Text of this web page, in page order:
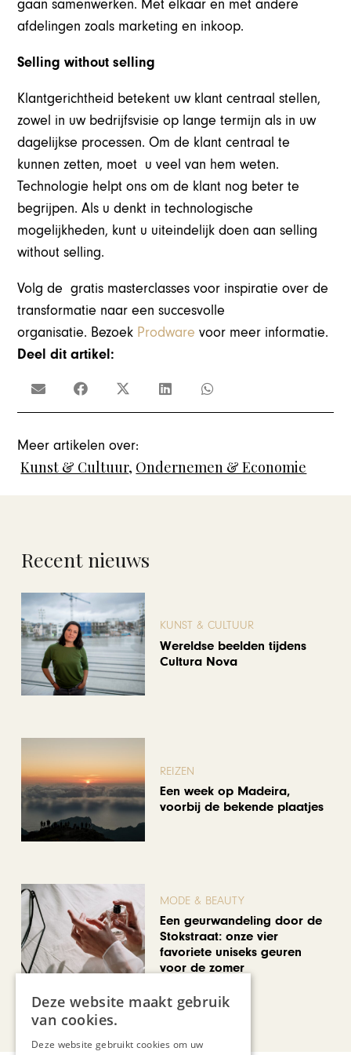
gaan samenwerken. Met elkaar en met andere
afdelingen zoals marketing en inkoop.
Selling without selling
Klantgerichtheid betekent uw klant centraal stellen,
zowel in uw bedrijfsvisie op lange termijn als in uw
dagelijkse processen. Om de klant centraal te
kunnen zetten, moet u veel van hem weten.
Technologie helpt ons om de klant nog beter te
begrijpen. Als u denkt in technologische
mogelijkheden, kunt u uiteindelijk doen aan selling
without selling.
Volg de gratis masterclasses voor inspiratie over de
transformatie naar een succesvolle
organisatie. Bezoek Prodware voor meer informatie.
Deel dit artikel:
Meer artikelen over:
Kunst & Cultuur, Ondernemen & Economie
Recent nieuws
KUNST & CULTUUR
Wereldse beelden tijdens
Cultura Nova
REIZEN
Een week op Madeira,
voorbij de bekende plaatjes
MODE & BEAUTY
Een geurwandeling door de
Stokstraat: onze vier
favoriete uniseks geuren
voor de zomer
Bekijk alle artikelen
Deze website maakt gebruik
van cookies.
Deze website gebruikt cookies om uw